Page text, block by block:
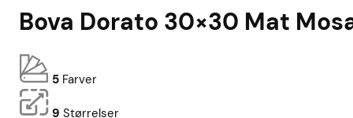
Bova Dorato 30×30 Mat
5 Farver
9 Størrelser